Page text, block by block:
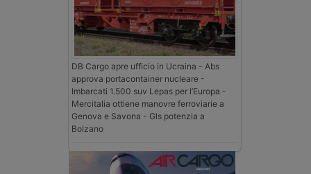
DB Cargo apre ufficio in Ucraina - Abs
approva portacontainer nucleare -
Imbarcati 1.500 suv Lepas per l’Europa -
Mercitalia ottiene manovre ferroviarie a
Genova e Savona - Gls potenzia a
Bolzano